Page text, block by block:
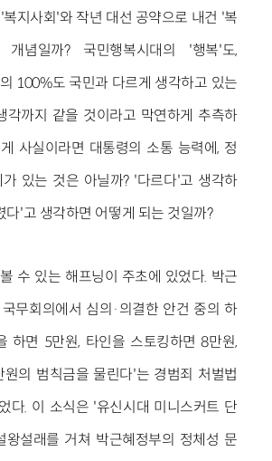
지사회'와 작년 대선 공약으로 내건 '복
념일까? 국민행복시대의 '행복'도,
100%도 국민과 다르게 생각하고 있는
각까지 같을 것이라고 막연하게 추측하
사실이라면 대통령의 소통 능력에, 정
있는 것은 아닐까? '다르다'고 생각하
다'고 생각하면 어떻게 되는 것일까?
수 있는 해프닝이 주초에 있었다. 박근
무회의에서 심의·의결한 안건 중의 하
하면 5만원, 타인을 스토킹하면 8만원,
의 범칙금을 물린다'는 경범죄 처벌법
다. 이 소식은 '유신시대 미니스커트 단
왕설래를 거쳐 박근혜정부의 정체성 문